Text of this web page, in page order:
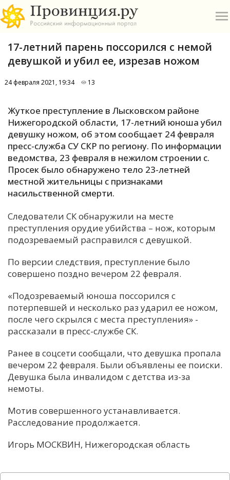
А
Б
В
Е
К
Н
О
П
С
Т
У
Х
Ч
17-летний парень поссорился с немой
девушкой и убил ее, изрезав ножом
24 февраля 2021, 19:34 13
Жуткое преступление в Лысковском районе
Нижегородской области, 17-летний юноша убил
девушку ножом, об этом сообщает 24 февраля
пресс-служба СУ СКР по региону. По информации
ведомства, 23 февраля в нежилом строении с.
Просек было обнаружено тело 23-летней
местной жительницы с признаками
насильственной смерти.
Следователи СК обнаружили на месте
преступления орудие убийства – нож, которым
подозреваемый расправился с девушкой.
По версии следствия, преступление было
совершено поздно вечером 22 февраля.
«Подозреваемый юноша поссорился с
потерпевшей и несколько раз ударил ее ножом,
после чего скрылся с места преступления» -
рассказали в пресс-службе СК.
Ранее в соцсети сообщали, что девушка пропала
вечером 22 февраля. Были объявлены ее поиски.
Девушка была инвалидом с детства из-за
немоты.
Мотив совершенного устанавливается.
Расследование продолжается.
Игорь МОСКВИН, Нижегородская область